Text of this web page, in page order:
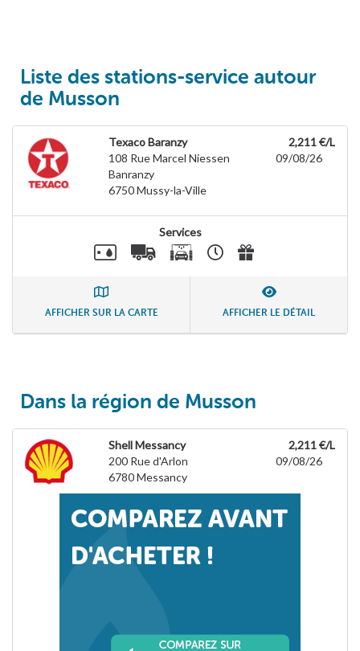
Liste des stations-service autour
de Musson
Texaco Baranzy
108 Rue Marcel Niessen
Banranzy
6750Mussy-la-Ville
2,211 €/L
09/08/26
Services
AFFICHER SUR LA CARTE AFFICHER LE DÉTAIL
Dans la région de Musson
Shell Messancy
200 Rue d'Arlon
6780Messancy
2,211 €/L
09/08/26